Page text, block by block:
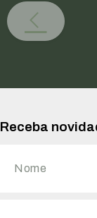
Receba